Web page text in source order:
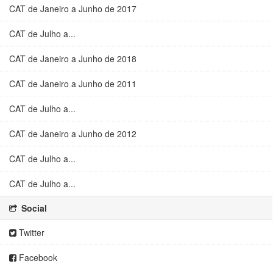
CAT de Janeiro a Junho de 2017
CAT de Julho a...
CAT de Janeiro a Junho de 2018
CAT de Janeiro a Junho de 2011
CAT de Julho a...
CAT de Janeiro a Junho de 2012
CAT de Julho a...
CAT de Julho a...
Social
Twitter
Facebook